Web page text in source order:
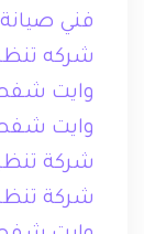
فني صيانة
شركه
وايت
وايت شفط
شركة
شركة